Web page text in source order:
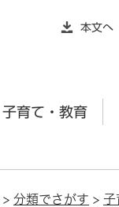
本文へ
子育て・教育
> 分類でさがす > 子